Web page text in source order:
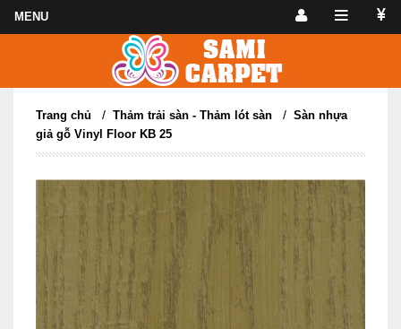
Trang chủ / Thảm trải sàn - Thảm lót sàn / Sàn nhựa
giả gỗ Vinyl Floor KB 25